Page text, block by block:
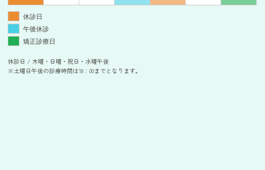
休診日
午後休診
矯正診療日
休診日 / 木曜・日曜・祝日・水曜午後
※土曜日午後の診療時間は18：00までとなります。